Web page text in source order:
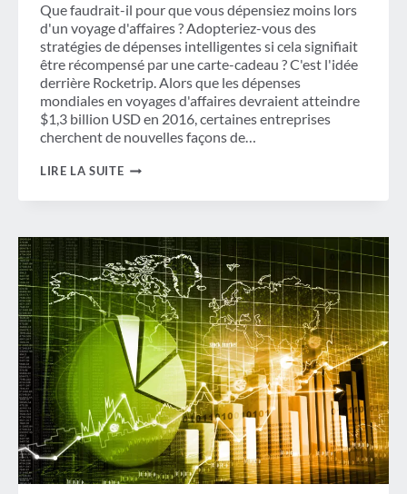
Que faudrait-il pour que vous dépensiez moins lors
d'un voyage d'affaires ? Adopteriez-vous des
stratégies de dépenses intelligentes si cela signifiait
être récompensé par une carte-cadeau ? C'est l'idée
derrière Rocketrip. Alors que les dépenses
mondiales en voyages d'affaires devraient atteindre
$1,3 billion USD en 2016, certaines entreprises
cherchent de nouvelles façons de…
LIRE LA SUITELE